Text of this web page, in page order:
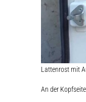
Lattenrost mit
An der